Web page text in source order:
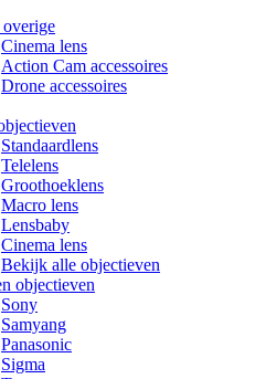
Cinema lens
Action Cam accessoires
Drone accessoires
Standaardlens
Telelens
Groothoeklens
Macro lens
Lensbaby
Cinema lens
Bekijk alle objectieven
objectieven
Sony
Samyang
Panasonic
Sigma